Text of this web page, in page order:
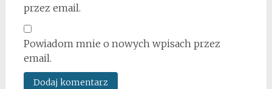
przez email.
Powiadom mnie o nowych wpisach przez
email.